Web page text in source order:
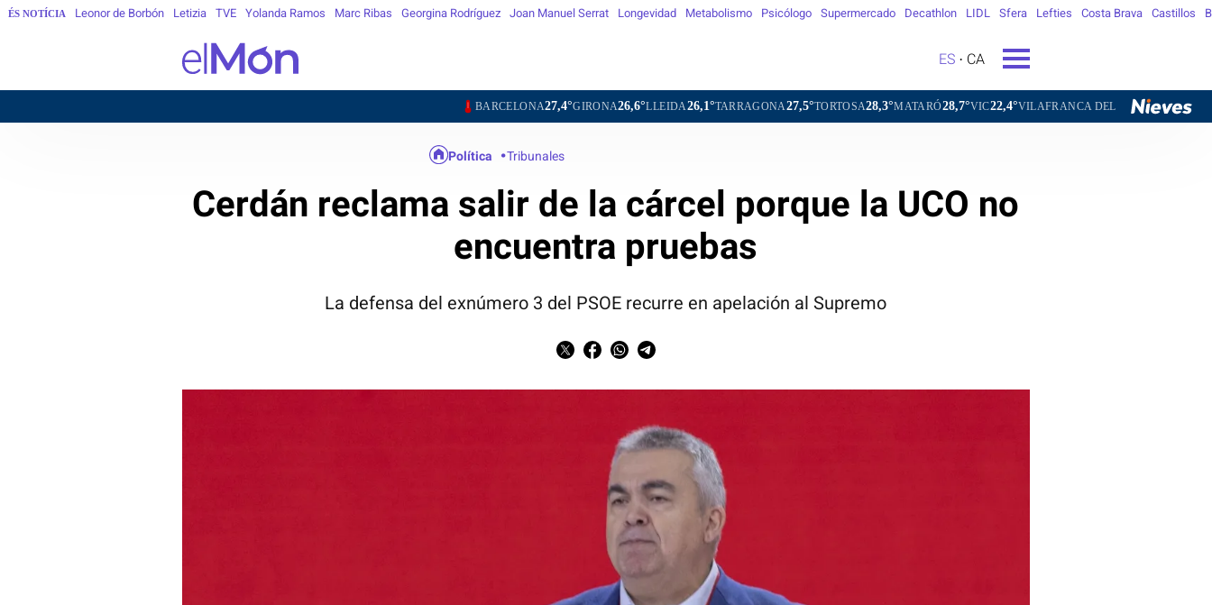
ÉS NOTÍCIA Leonor de Borbón Letizia TVE Yolanda Ramos Marc Ribas Georgina Rodríguez Joan Manuel Serrat Longevidad Metabolismo Psicólogo Supermercado Decathlon LIDL Sfera Lefties Costa Brava Castillos
ES CA
27,4°GIRONA26,6°LLEIDA26,1°TARRAGONA27,5°TORTOSA28,3°MATARÓ28,7°VIC22,4°VILAFRANCA DEL PENEDÈS25,9°VILANOVA I LA
Política Tribunales
Cerdán reclama salir de la cárcel porque la UCO no
encuentra pruebas
La defensa del exnúmero 3 del PSOE recurre en apelación al Supremo